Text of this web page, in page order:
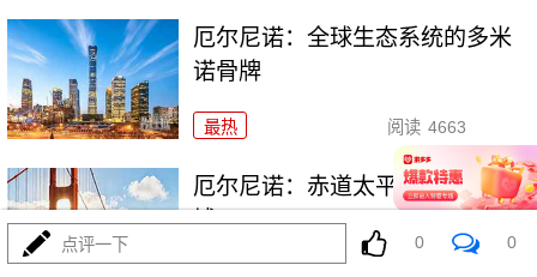
厄尔尼诺：全球生态系统的多米
诺骨牌
最热 阅读 4663
厄尔尼诺：赤道太平洋的“气候脉
搏”
点评一下 0 0